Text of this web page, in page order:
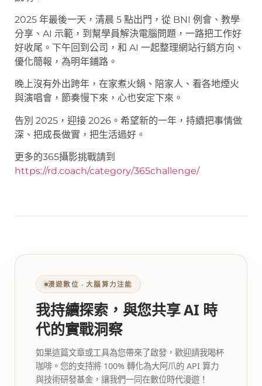
2025 年最後一天，清晨 5 點出門，從 BNI 例會、教學
分享、AI 示範，到幫學員解決電腦問題，一路把工作好
好收尾。下午回到公司，和 AI 一起整理網站行銷方向、
優化簡報，為明年鋪路。
晚上沒有外出跨年，在家煮火鍋、陪家人、看各地煙火
與演唱會，節奏慢下來，心也安定下來。
告別 2025，迎接 2026。希望新的一年，持續把事情做
深、把成長做實，把生活過好。
更多的365攝影挑戰請到
https://rd.coach/category/365challenge/
漫遊數位 ‧ 大腦算力注能
我持續探索，與您共享 AI 時
代的實戰洞察
如果這篇文章或工具為您帶來了啟發，歡迎請我喝杯
咖啡。您的支持將 100% 轉化為大阿爪的 API 算力
與技術研發基金，讓我們一同在數位時代漫遊！